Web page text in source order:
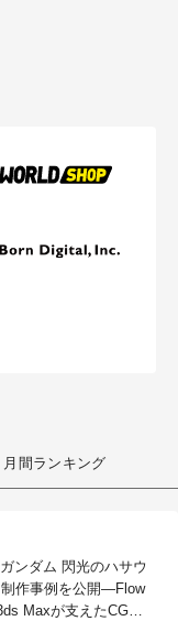
月間ランキング
ンダム 閃光のハサウ
作事例を公開―Flow
Maxが支えたCG制